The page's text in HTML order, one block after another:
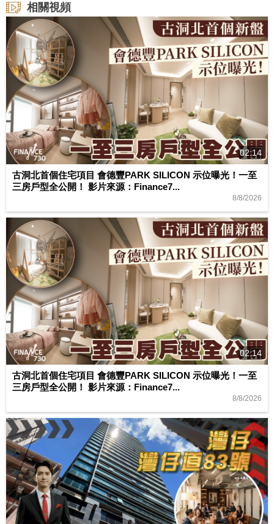
相關視頻
02:14
古洞北首個住宅項目 會德豐PARK SILICON 示位曝光！一至
三房戶型全公開！ 影片來源：Finance7...
8/8/2026
02:14
古洞北首個住宅項目 會德豐PARK SILICON 示位曝光！一至
三房戶型全公開！ 影片來源：Finance7...
8/8/2026